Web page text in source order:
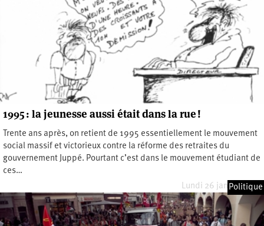
1995 : la jeunesse aussi était dans la rue !
Trente ans après, on retient de 1995 essentiellement le mouvement
social massif et victorieux contre la réforme des retraites du
gouvernement Juppé. Pourtant c’est dans le mouvement étudiant de
ces…
Lundi 26 janvier 2026
Politique